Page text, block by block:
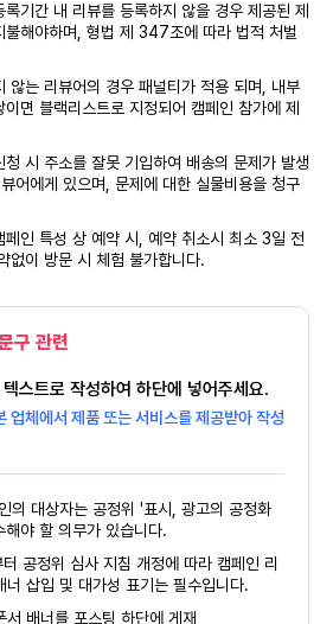
기간 내 리뷰를 등록하지 않을 경우 제공된 제
불해야하며, 형법 제 347조에 따라 법적 처벌
않는 리뷰어의 경우 패널티가 적용 되며, 내부
면 블랙리스트로 지정되어 캠페인 참가에 제
청 시 주소를 잘못 기입하여 배송의 문제가 발생
어에게 있으며, 문제에 대한 실물비용을 청구
페인 특성 상 예약 시, 예약 취소시 최소 3일 전
없이 방문 시 체험 불가합니다.
구 관련
스트로 작성하여 하단에 넣어주세요.
업체에서 제품 또는 서비스를 제공받아 작성
의 대상자는 공정위 '표시, 광고의 공정화
야 할 의무가 있습니다.
공정위 심사 지침 개정에 따라 캠페인 리
너 삽입 및 대가성 표기는 필수입니다.
서 배너를 포스팅 하단에 게재